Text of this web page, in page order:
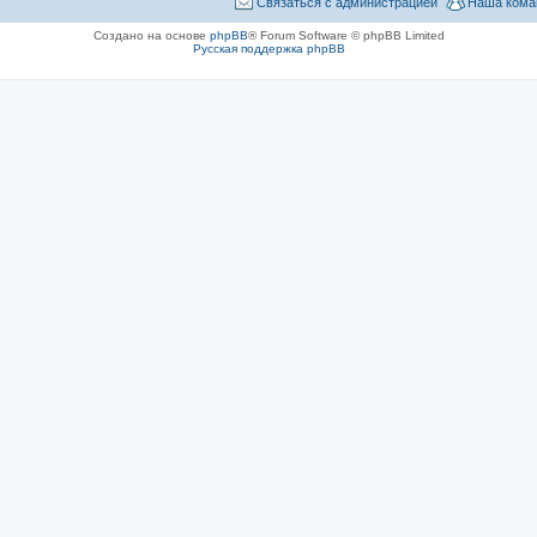
Создано на основе phpBB® Forum Software © phpBB Limited
Русская поддержка phpBB